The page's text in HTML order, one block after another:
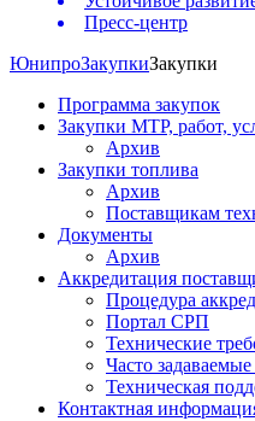
Пресс-центр
ЮнипроЗакупкиЗакупки
Программа закупок
Закупки МТР, работ,
Архив
Закупки топлива
Архив
Поставщикам
Документы
Архив
Аккредитация
Процедура
Портал СРП
Технические
Часто
Техническая
Контактная